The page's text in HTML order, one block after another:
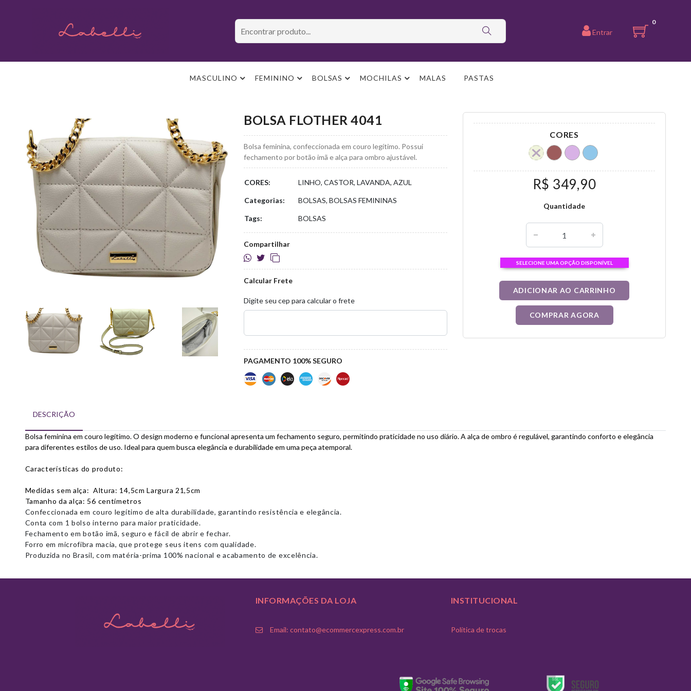
Entrar
0
MASCULINO FEMININO BOLSAS MOCHILAS MALAS PASTAS
BOLSA FLOTHER 4041
Bolsa feminina, confeccionada em couro legítimo. Possui
fechamento por botão imã e alça para ombro ajustável.
CORES: LINHO, CASTOR, LAVANDA, AZUL
Categorias: BOLSAS, BOLSAS FEMININAS
Tags: BOLSAS
Compartilhar
Calcular Frete
Digite seu cep para calcular o frete
PAGAMENTO 100% SEGURO
CORES
R$ 349,90
Quantidade
SELECIONE UMA OPÇÃO DISPONÍVEL
ADICIONAR AO CARRINHO
COMPRAR AGORA
DESCRIÇÃO
Bolsa feminina em couro legítimo. O design moderno e funcional apresenta um fechamento seguro, permitindo praticidade no uso diário. A alça de ombro é regulável, garantindo conforto e elegância
para diferentes estilos de uso. Ideal para quem busca elegância e durabilidade em uma peça atemporal.
Características do produto:
Medidas sem alça: Altura: 14,5cm Largura 21,5cm
Tamanho da alça: 56 centímetros
Confeccionada em couro legítimo de alta durabilidade, garantindo resistência e elegância.
Conta com 1 bolso interno para maior praticidade.
Fechamento em botão imã, seguro e fácil de abrir e fechar.
Forro em microfibra macia, que protege seus itens com qualidade.
Produzida no Brasil, commatéria-prima 100% nacional e acabamento de excelência.
INFORMAÇÕES DA LOJA
Email: contato@ecommercexpress.com.br
INSTITUCIONAL
Política de trocas